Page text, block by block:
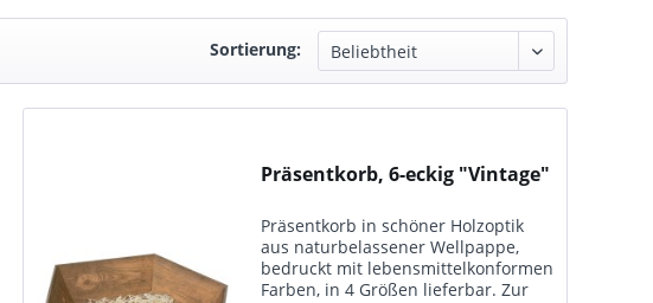
Sortierung:
Präsentkorb, 6-eckig "Vintage"
Präsentkorb in schöner Holzoptik
aus naturbelassener Wellpappe,
bedruckt mit lebensmittelkonformen
Farben, in 4 Größen lieferbar. Zur